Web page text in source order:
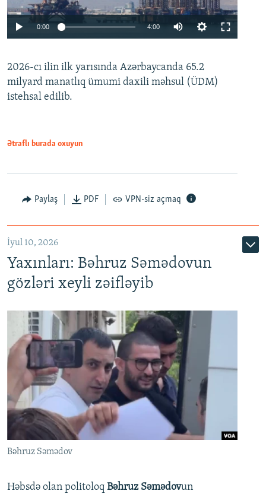
Auto 240p 360p 480p
0:00 4:00
360p
480p
2026-cı ilin ilk yarısında Azərbaycanda 65.2
milyard manatlıq ümumi daxili məhsul (ÜDM)
istehsal edilib.
Ətraflı burada oxuyun
Paylaş PDF VPN-siz açmaq
İyul 10, 2026
Yaxınları: Bəhruz Səmədovun
gözləri xeyli zəifləyib
Bəhruz Səmədov
Həbsdə olan politoloq Bəhruz Səmədovun